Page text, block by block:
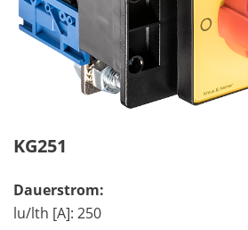
KG251
Dauerstrom:
lu/lth [A]: 250